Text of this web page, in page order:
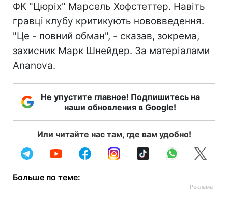
ФК "Цюріх" Марсель Хофстеттер. Навіть
гравці клубу критикують нововведення.
"Це - повний обман", - сказав, зокрема,
захисник Марк Шнейдер. За матеріалами
Ananova.
Не упустите главное! Подпишитесь на
наши обновления в Google!
Или читайте нас там, где вам удобно!
Больше по теме: